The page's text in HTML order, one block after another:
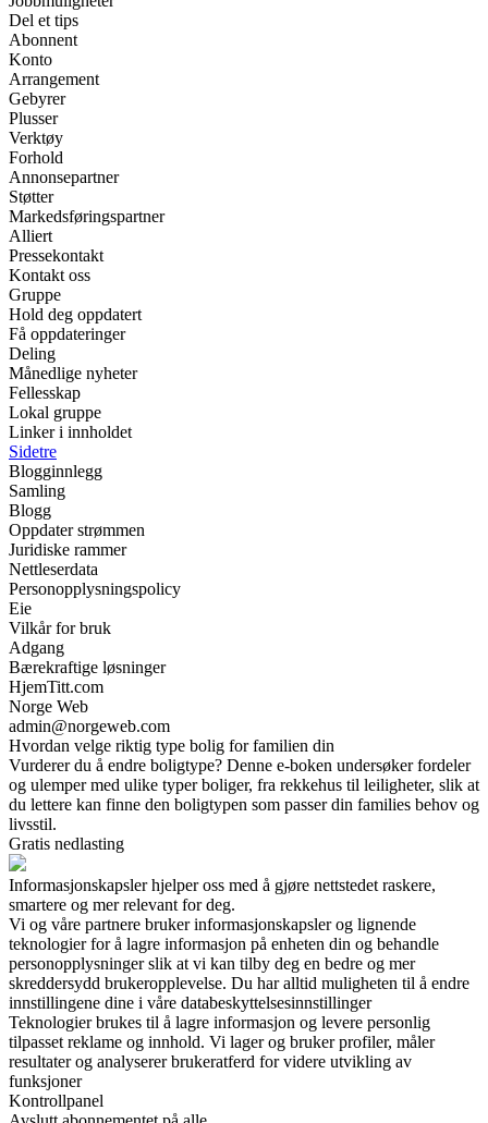
Del et tips
Abonnent
Konto
Arrangement
Gebyrer
Plusser
Verktøy
Forhold
Annonsepartner
Støtter
Markedsføringspartner
Alliert
Pressekontakt
Kontakt oss
Gruppe
Hold deg oppdatert
Få oppdateringer
Deling
Månedlige nyheter
Fellesskap
Lokal gruppe
Linker i innholdet
Sidetre
Blogginnlegg
Samling
Blogg
Oppdater strømmen
Juridiske rammer
Nettleserdata
Personopplysningspolicy
Eie
Vilkår for bruk
Adgang
Bærekraftige løsninger
HjemTitt.com
Norge Web
admin@norgeweb.com
Hvordan velge riktig type bolig for familien din
Vurderer du å endre boligtype? Denne e-boken undersøker fordeler
og ulemper med ulike typer boliger, fra rekkehus til leiligheter, slik at
du lettere kan finne den boligtypen som passer din families behov og
livsstil.
Gratis nedlasting
Informasjonskapsler hjelper oss med å gjøre nettstedet raskere,
smartere og mer relevant for deg.
Vi og våre partnere bruker informasjonskapsler og lignende
teknologier for å lagre informasjon på enheten din og behandle
personopplysninger slik at vi kan tilby deg en bedre og mer
skreddersydd brukeropplevelse. Du har alltid muligheten til å endre
innstillingene dine i våre databeskyttelsesinnstillinger
Teknologier brukes til å lagre informasjon og levere personlig
tilpasset reklame og innhold. Vi lager og bruker profiler, måler
resultater og analyserer brukeratferd for videre utvikling av
funksjoner
Kontrollpanel